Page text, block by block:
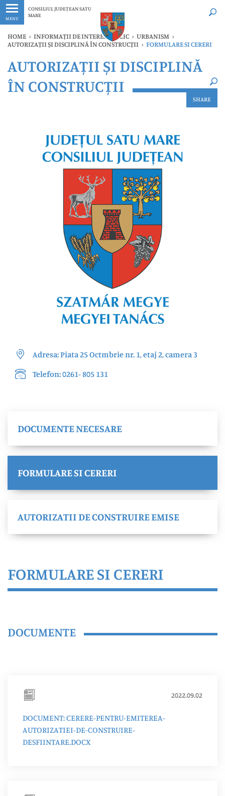
MENU
CONSILIUL JUDEȚEAN SATU
MARE
Ultimele
HOME › INFORMAȚII DE INTERES PUBLIC › URBANISM ›
AUTORIZAȚII ȘI DISCIPLINĂ ÎN CONSTRUCȚII › FORMULARE SI CERERI
Ultimele Oricând
AUTORIZAȚII ȘI DISCIPLINĂ
ÎN CONSTRUCȚII
SHARE
Adresa: Piata 25 Octmbrie nr. 1, etaj 2, camera 3
Telefon: 0261- 805 131
DOCUMENTE NECESARE
FORMULARE SI CERERI
AUTORIZATII DE CONSTRUIRE EMISE
FORMULARE SI CERERI
DOCUMENTE
2022.09.02
DOCUMENT: CERERE-PENTRU-EMITEREA-
AUTORIZATIEI-DE-CONSTRUIRE-
DESFIINTARE.DOCX